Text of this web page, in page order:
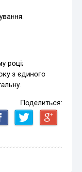
році;
з єдиного
Поделиться: